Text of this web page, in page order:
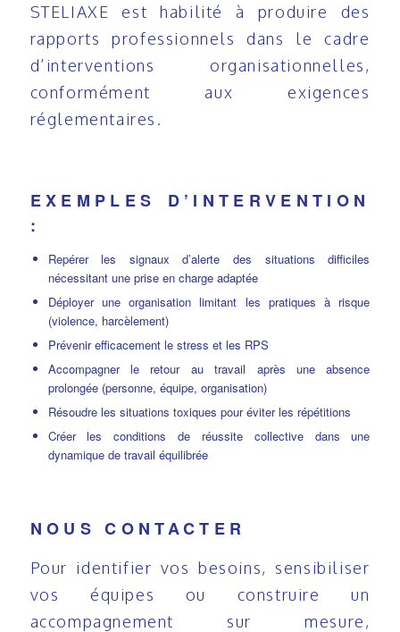
STELIAXE est habilité à produire des
rapports professionnels dans le cadre
d’interventions organisationnelles,
conformément aux exigences
réglementaires.
EXEMPLES D’INTERVENTION
:
Repérer les signaux d’alerte des situations difficiles
nécessitant une prise en charge adaptée
Déployer une organisation limitant les pratiques à risque
(violence, harcèlement)
Prévenir efficacement le stress et les RPS
Accompagner le retour au travail après une absence
prolongée (personne, équipe, organisation)
Résoudre les situations toxiques pour éviter les répétitions
Créer les conditions de réussite collective dans une
dynamique de travail équilibrée
NOUS CONTACTER
Pour identifier vos besoins, sensibiliser
vos équipes ou construire un
accompagnement sur mesure,